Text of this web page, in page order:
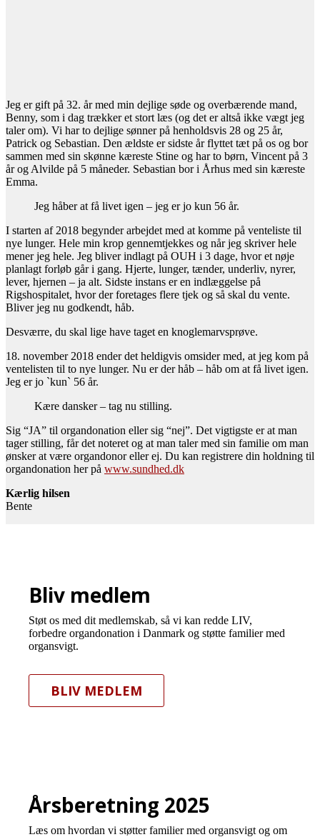
Jeg er gift på 32. år med min dejlige søde og overbærende mand,
Benny, som i dag trækker et stort læs (og det er altså ikke vægt jeg
taler om). Vi har to dejlige sønner på henholdsvis 28 og 25 år,
Patrick og Sebastian. Den ældste er sidste år flyttet tæt på os og bor
sammen med sin skønne kæreste Stine og har to børn, Vincent på 3
år og Alvilde på 5 måneder. Sebastian bor i Århus med sin kæreste
Emma.
Jeg håber at få livet igen – jeg er jo kun 56 år.
I starten af 2018 begynder arbejdet med at komme på venteliste til
nye lunger. Hele min krop gennemtjekkes og når jeg skriver hele
mener jeg hele. Jeg bliver indlagt på OUH i 3 dage, hvor et nøje
planlagt forløb går i gang. Hjerte, lunger, tænder, underliv, nyrer,
lever, hjernen – ja alt. Sidste instans er en indlæggelse på
Rigshospitalet, hvor der foretages flere tjek og så skal du vente.
Bliver jeg nu godkendt, håb.
Desværre, du skal lige have taget en knoglemarvsprøve.
18. november 2018 ender det heldigvis omsider med, at jeg kom på
ventelisten til to nye lunger. Nu er der håb – håb om at få livet igen.
Jeg er jo `kun` 56 år.
Kære dansker – tag nu stilling.
Sig “JA” til organdonation eller sig “nej”. Det vigtigste er at man
tager stilling, får det noteret og at man taler med sin familie om man
ønsker at være organdonor eller ej. Du kan registrere din holdning til
organdonation her på www.sundhed.dk
Kærlig hilsen
Bente
Bliv medlem
Støt os med dit medlemskab, så vi kan redde LIV,
forbedre organdonation i Danmark og støtte familier med
organsvigt.
BLIV MEDLEM
Årsberetning 2025
Læs om hvordan vi støtter familier med organsvigt og om